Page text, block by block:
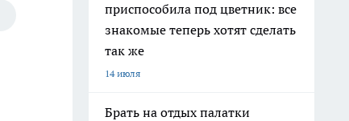
приспособила под цветник: все
знакомые теперь хотят сделать
так же
14 июля
Брать на отдых палатки